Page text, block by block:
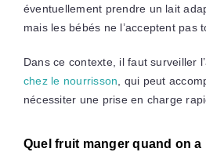
éventuellement prendre un lait
mais les bébés ne l’acceptent pas
Dans ce contexte, il faut surveiller
chez le nourrisson, qui peut
nécessiter une prise en charge
Quel fruit manger quand on a